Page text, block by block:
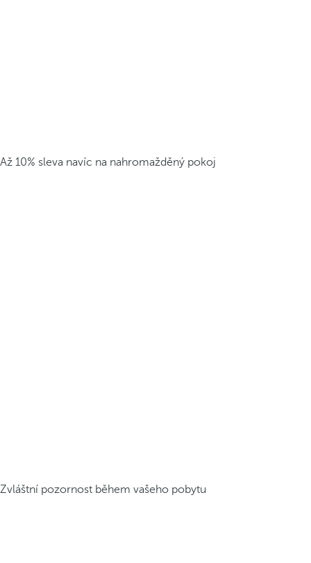
Až 10% sleva navíc na nahromažděný pokoj
Zvláštní pozornost během vašeho pobytu